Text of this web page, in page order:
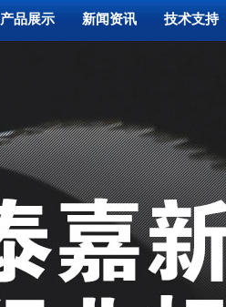
产品展示 新闻资讯 技术支持